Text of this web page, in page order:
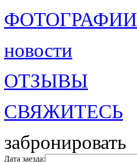
ФОТОГРАФИИ
новости
ОТЗЫВЫ
СВЯЖИТЕСЬ
забронировать
Дата заезда: